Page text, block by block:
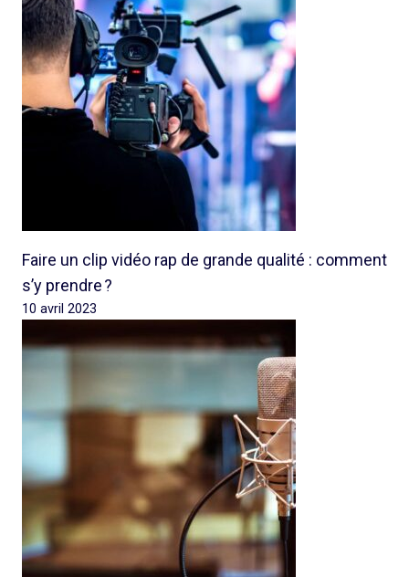
Faire un clip vidéo rap de grande qualité : comment
s’y prendre ?
10 avril 2023